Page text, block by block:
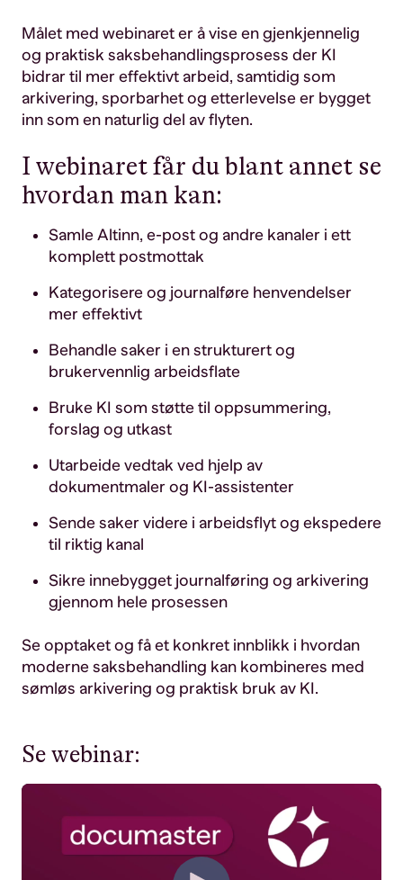
Målet med webinaret er å vise en gjenkjennelig
og praktisk saksbehandlingsprosess der KI
bidrar til mer effektivt arbeid, samtidig som
arkivering, sporbarhet og etterlevelse er bygget
inn som en naturlig del av flyten.
I webinaret får du blant annet se
hvordan man kan:
Samle Altinn, e-post og andre kanaler i ett
komplett postmottak
Kategorisere og journalføre henvendelser
mer effektivt
Behandle saker i en strukturert og
brukervennlig arbeidsflate
Bruke KI som støtte til oppsummering,
forslag og utkast
Utarbeide vedtak ved hjelp av
dokumentmaler og KI-assistenter
Sende saker videre i arbeidsflyt og ekspedere
til riktig kanal
Sikre innebygget journalføring og arkivering
gjennom hele prosessen
Se opptaket og få et konkret innblikk i hvordan
moderne saksbehandling kan kombineres med
sømløs arkivering og praktisk bruk av KI.
Se webinar: